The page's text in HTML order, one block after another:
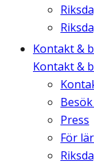
Kontakt &
Kontakt &
Press
För